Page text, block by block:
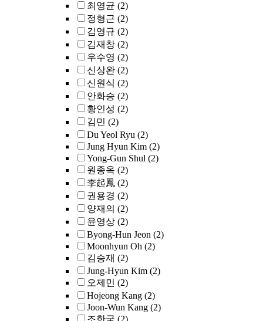
최영균 (2)
정형근 (2)
김영규 (2)
김재창 (2)
우수영 (2)
신상완 (2)
신원식 (2)
안화승 (2)
황인성 (2)
김민 (2)
Du Yeol Ryu (2)
Jung Hyun Kim (2)
Yong-Gun Shul (2)
원종옥 (2)
李起鳳 (2)
권용경 (2)
양재의 (2)
윤영상 (2)
Byong-Hun Jeon (2)
Moonhyun Oh (2)
김승재 (2)
Jung-Hyun Kim (2)
오제민 (2)
Hojeong Kang (2)
Joon-Wun Kang (2)
조한국 (2)